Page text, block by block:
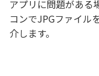
アプリに問題がある
コンでJPGファイル
介します。